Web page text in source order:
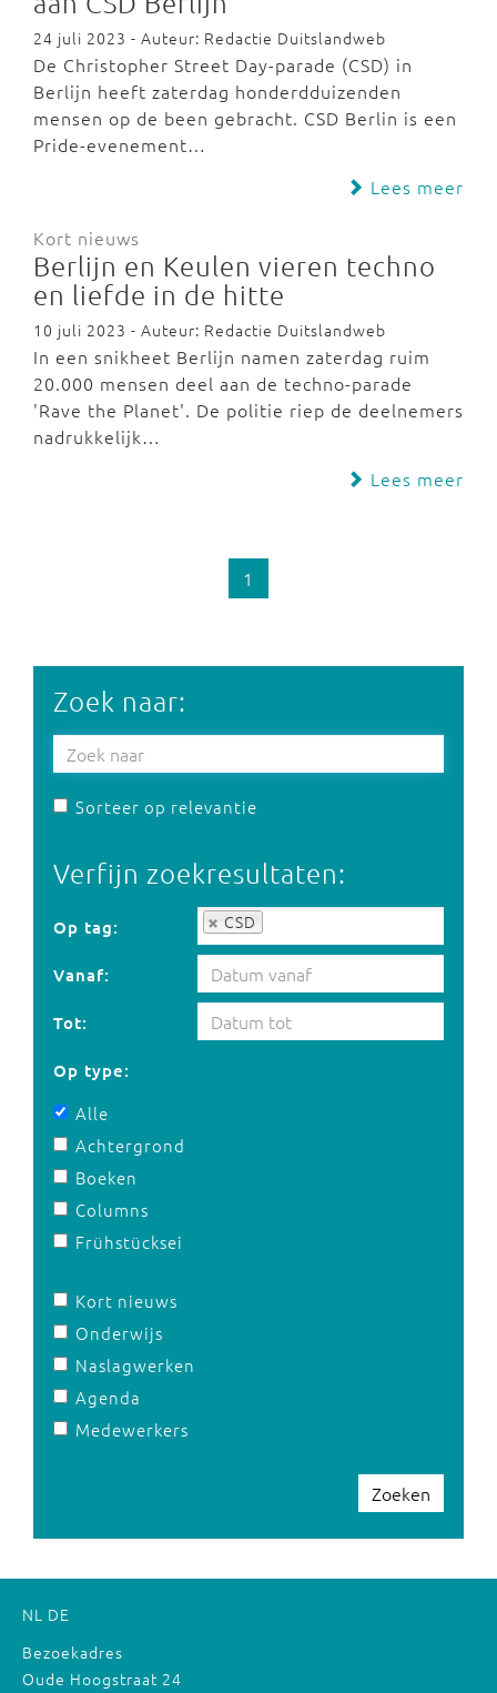
24 juli 2023 - Auteur: Redactie Duitslandweb
De Christopher Street Day-parade (CSD) in
Berlijn heeft zaterdag honderdduizenden
mensen op de been gebracht. CSD Berlin is een
Pride-evenement…
Lees meer
Kort nieuws
Berlijn en Keulen vieren techno
en liefde in de hitte
10 juli 2023 - Auteur: Redactie Duitslandweb
In een snikheet Berlijn namen zaterdag ruim
20.000 mensen deel aan de techno-parade
'Rave the Planet'. De politie riep de deelnemers
nadrukkelijk…
Lees meer
1
Zoek naar:
Sorteer op relevantie
Verfijn zoekresultaten:
Op tag: CSD
Op tag:
Vanaf:
Tot:
Op type:
Alle
Achtergrond
Boeken
Columns
Frühstücksei
Kort nieuws
Onderwijs
Naslagwerken
Agenda
Medewerkers
Zoeken
NL DE
Bezoekadres
Oude Hoogstraat 24